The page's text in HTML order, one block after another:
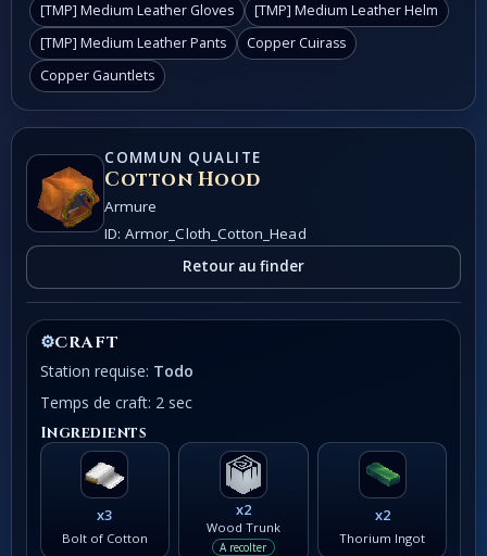
[TMP] Medium Leather Gloves
[TMP] Medium Leather Helm
[TMP] Medium Leather Pants
Copper Cuirass
Copper Gauntlets
COMMUN QUALITE
Cotton Hood
Armure
ID: Armor_Cloth_Cotton_Head
Retour au finder
⚙CRAFT
Station requise: Todo
Temps de craft: 2 sec
Ingredients
x3
Bolt of Cotton
x2
Wood Trunk
A recolter
x2
Thorium Ingot